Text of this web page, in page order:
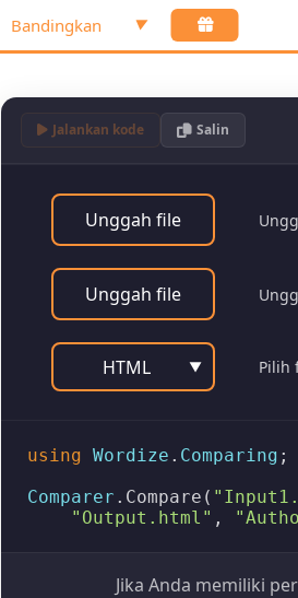
Bandingkan ▼
Jalankan kode Salin
Unggah file
Unggah file
HTML ▼ Pilih
using Wordize . Comparing ;
Comparer . Compare (
"Output.html" ,
Jika Anda memiliki